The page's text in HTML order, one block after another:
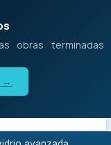
obras terminadas
→